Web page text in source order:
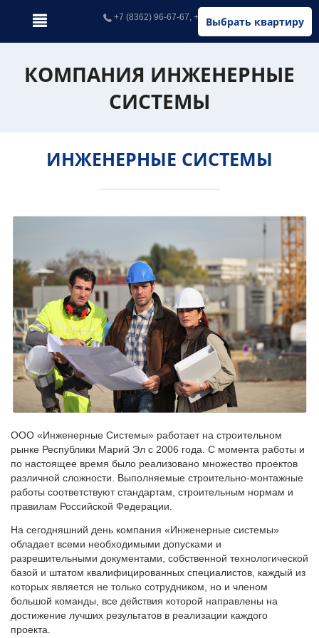
Выбрать квартиру
+7 (8362) 96-67-67, +7 (902) 326-67-67
КОМПАНИЯ ИНЖЕНЕРНЫЕ
СИСТЕМЫ
ИНЖЕНЕРНЫЕ СИСТЕМЫ
ООО «Инженерные Системы» работает на строительном
рынке Республики Марий Эл с 2006 года. С момента работы и
по настоящее время было реализовано множество проектов
различной сложности. Выполняемые строительно-монтажные
работы соответствуют стандартам, строительным нормам и
правилам Российской Федерации.
На сегодняшний день компания «Инженерные системы»
обладает всеми необходимыми допусками и
разрешительными документами, собственной технологической
базой и штатом квалифицированных специалистов, каждый из
которых является не только сотрудником, но и членом
большой команды, все действия которой направлены на
достижение лучших результатов в реализации каждого
проекта.